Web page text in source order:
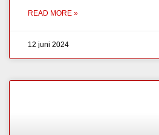
READ MORE »
12 juni 2024